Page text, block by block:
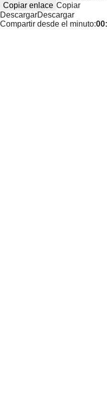
Copiar enlace Copiar
DescargarDescargar
Compartir desde el minuto: